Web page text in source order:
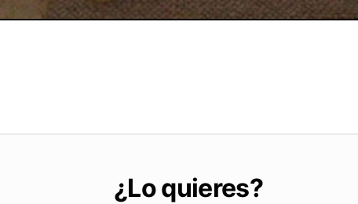
¿Lo quieres?